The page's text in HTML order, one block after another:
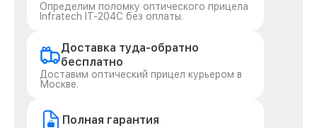
Определим поломку оптического прицела
Infratech IT-204C без оплаты.
Доставка туда-обратно
бесплатно
Доставим оптический прицел курьером в
Москве.
Полная гарантия